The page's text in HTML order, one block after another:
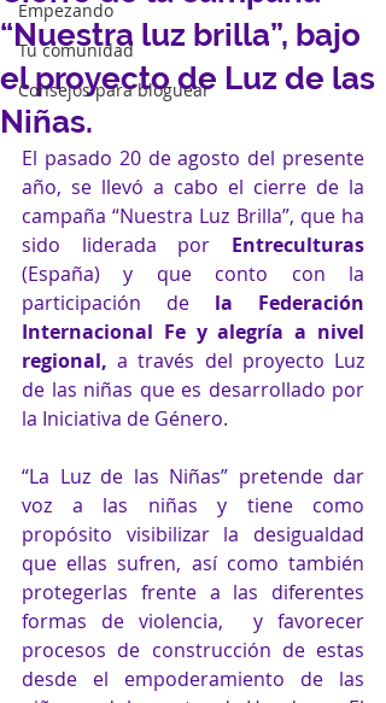
Empezando
Tu comunidad
Consejos para bloguear
“Nuestra luz brilla”, bajo
el proyecto de Luz de las
Niñas.
El pasado 20 de agosto del presente
año, se llevó a cabo el cierre de la
campaña “Nuestra Luz Brilla”, que ha
sido liderada por Entreculturas
(España) y que conto con la
participación de la Federación
Internacional Fe y alegría a nivel
regional, a través del proyecto Luz
de las niñas que es desarrollado por
la Iniciativa de Género.
“La Luz de las Niñas” pretende dar
voz a las niñas y tiene como
propósito visibilizar la desigualdad
que ellas sufren, así como también
protegerlas frente a las diferentes
formas de violencia,  y favorecer
procesos de construcción de estas
desde el empoderamiento de las